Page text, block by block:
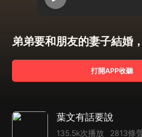
弟弟要和朋友的妻子結婚
打開APP收聽
葉文有話要說
135.5k次播放 2813條